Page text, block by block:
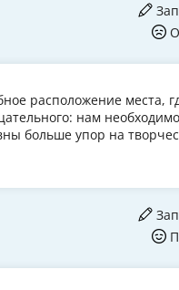
расположение места,
нам
больше упор на